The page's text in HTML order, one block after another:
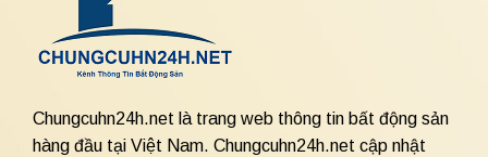
Chungcuhn24h.net là trang web thông tin bất động sản
hàng đầu tại Việt Nam. Chungcuhn24h.net cập nhật